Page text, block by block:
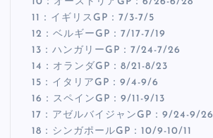
11：イギリスGP：7/3-7/5
12：ベルギーGP：7/17-7/19
13：ハンガリーGP：7/24-7/26
14：オランダGP：8/21-8/23
15：イタリアGP：9/4-9/6
16：スペインGP：9/11-9/13
17：アゼルバイジャンGP：9/24-9/26
18：シンガポールGP：10/9-10/11